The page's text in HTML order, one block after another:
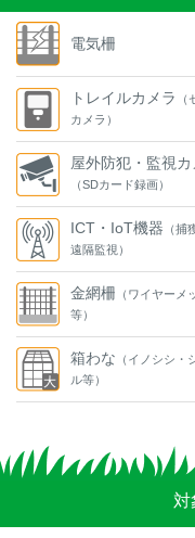
電気柵
トレイルカメラ
カメラ）
屋外防犯・監視カ
（SDカード録画）
ICT・IoT機器 （捕
遠隔監視）
金網柵 （ワイヤーメ
等）
箱わな （イノシシ・
ル等）
対